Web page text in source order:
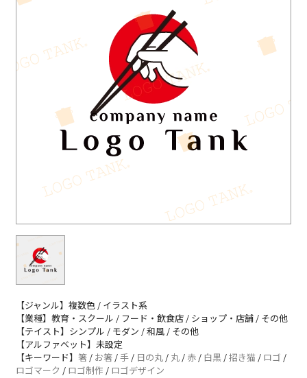
【ジャンル】複数色 / イラスト系
【業種】教育・スクール / フード・飲食店 / ショップ・店舗 / その他
【テイスト】シンプル / モダン / 和風 / その他
【アルファベット】未設定
【キーワード】 箸 / お箸 /手 / 日の丸 / 丸 / 赤 / 白黒 /招き猫 / ロゴ /
ロゴマーク / ロゴ制作 / ロゴデザイン